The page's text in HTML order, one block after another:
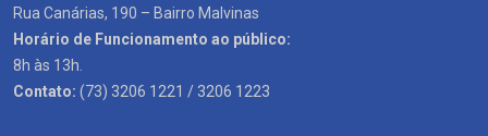
Rua Canárias, 190 – Bairro Malvinas
Horário de Funcionamento ao público:
8h às 13h.
Contato: (73) 3206 1221 / 3206 1223